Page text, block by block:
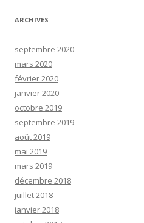
d
s
a
r
t
i
c
l
e
s
ARCHIVES
septembre 2020
mars 2020
février 2020
janvier 2020
octobre 2019
septembre 2019
août 2019
mai 2019
mars 2019
décembre 2018
juillet 2018
janvier 2018